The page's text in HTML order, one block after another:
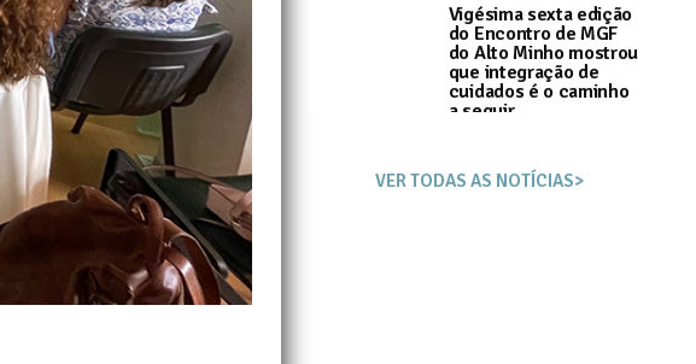
Vigésima sexta edição
do Encontro de MGF
do Alto Minho mostrou
que integração de
cuidados é o caminho
a seguir
VER TODAS AS NOTÍCIAS>